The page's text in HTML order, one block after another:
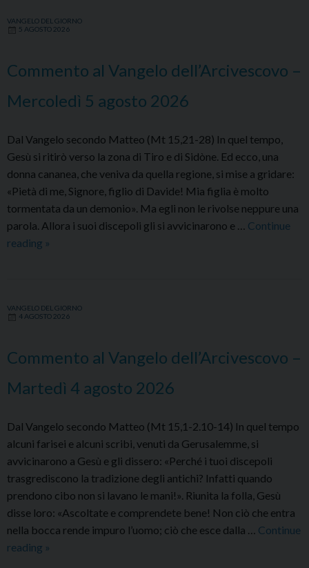
–
agosto
2026
VANGELO DEL GIORNO
5 AGOSTO 2026
Commento al Vangelo dell’Arcivescovo –
Mercoledì 5 agosto 2026
Dal Vangelo secondo Matteo (Mt 15,21-28) In quel tempo,
Gesù si ritirò verso la zona di Tiro e di Sidòne. Ed ecco, una
donna cananea, che veniva da quella regione, si mise a gridare:
«Pietà di me, Signore, figlio di Davide! Mia figlia è molto
tormentata da un demonio». Ma egli non le rivolse neppure una
parola. Allora i suoi discepoli gli si avvicinarono e … Continue
reading Commento
–
agosto
2026
»
VANGELO DEL GIORNO
4 AGOSTO 2026
Commento al Vangelo dell’Arcivescovo –
Martedì 4 agosto 2026
Dal Vangelo secondo Matteo (Mt 15,1-2.10-14) In quel tempo
alcuni farisei e alcuni scribi, venuti da Gerusalemme, si
avvicinarono a Gesù e gli dissero: «Perché i tuoi discepoli
trasgrediscono la tradizione degli antichi? Infatti quando
prendono cibo non si lavano le mani!». Riunita la folla, Gesù
disse loro: «Ascoltate e comprendete bene! Non ciò che entra
nella bocca rende impuro l’uomo; ciò che esce dalla … Continue
reading Commento
»